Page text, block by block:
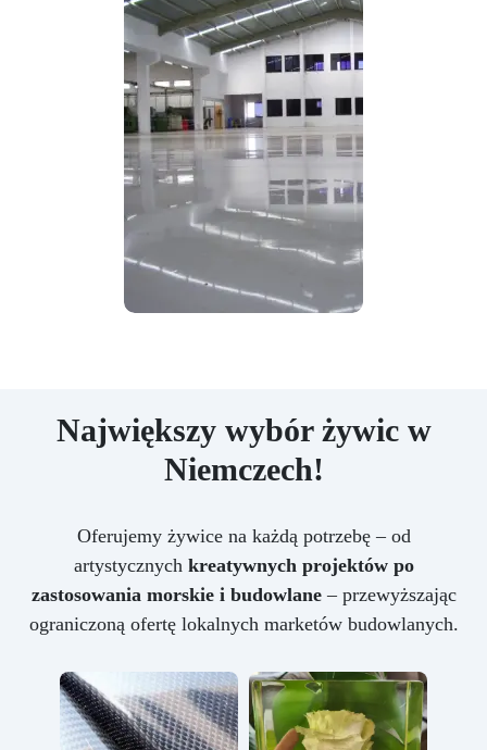
Największy wybór żywic w
Niemczech!
Oferujemy żywice na każdą potrzebę – od
artystycznych kreatywnych projektów po
zastosowania morskie i budowlane– przewyższając
ograniczoną ofertę lokalnych marketów budowlanych.